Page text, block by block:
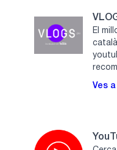
El
Ves